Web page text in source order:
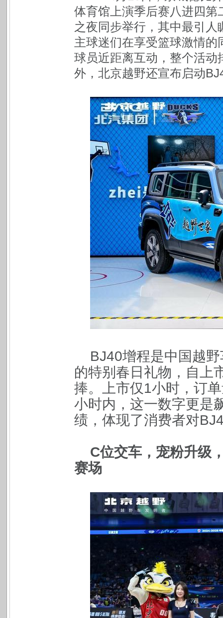
体育馆上演季后赛八进四
之夜同步举行，其中最引
主球迷们在享受篮球激情
球员近距离互动，整个活
外，北京越野还宣布启动
BJ40增程是中国越
的特别春日礼物，自上
捧。上市仅1小时，订
小时内，这一数字更是
绩，体现了消费者对
C位交车，宠粉升级
赛场